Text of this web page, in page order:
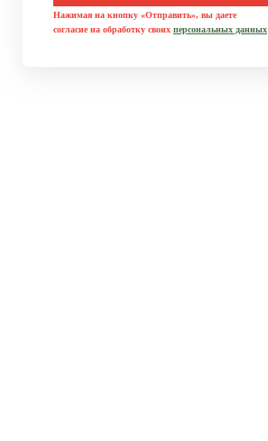
Нажимая на кнопку «Отправить», вы даете
согласие на обработку своих персональных данных